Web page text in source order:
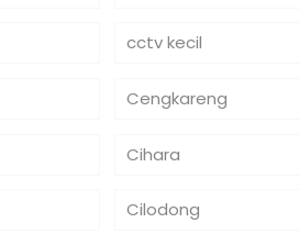
cctv kecil
Cengkareng
Cihara
Cilodong